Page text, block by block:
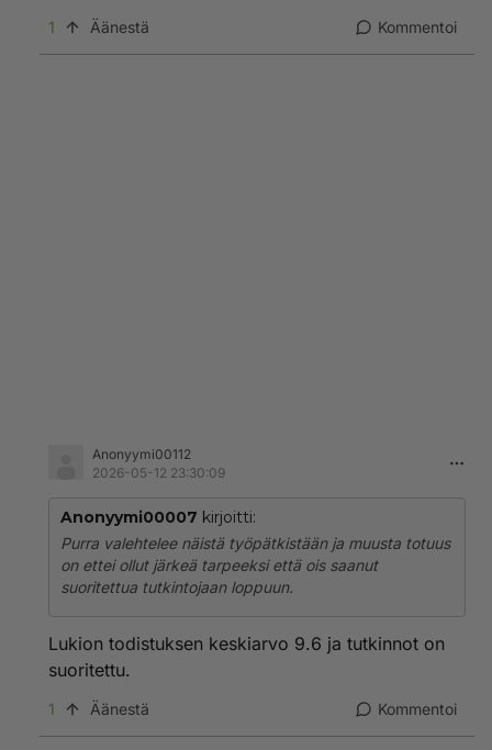
1 Äänestä Kommentoi
Anonyymi00112
2026-05-12 23:30:09
Anonyymi00007 kirjoitti:
Purra valehtelee näistä työpätkistään ja muusta totuus
on ettei ollut järkeä tarpeeksi että ois saanut
suoritettua tutkintojaan loppuun.
Lukion todistuksen keskiarvo 9.6 ja tutkinnot on
suoritettu.
1 Äänestä Kommentoi